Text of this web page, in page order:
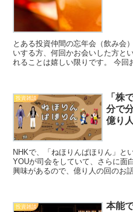
とある投資仲間の忘年会（飲み会
いする方、何回かお会いした方と
れることは嬉しい限りです。 今回
投資雑談
「株
分で
億り人
NHKで、「ねほりんぱほりん」と
YOUが司会をしていて、さらに面
興味があるので、億り人の回のお
投資雑談 本能